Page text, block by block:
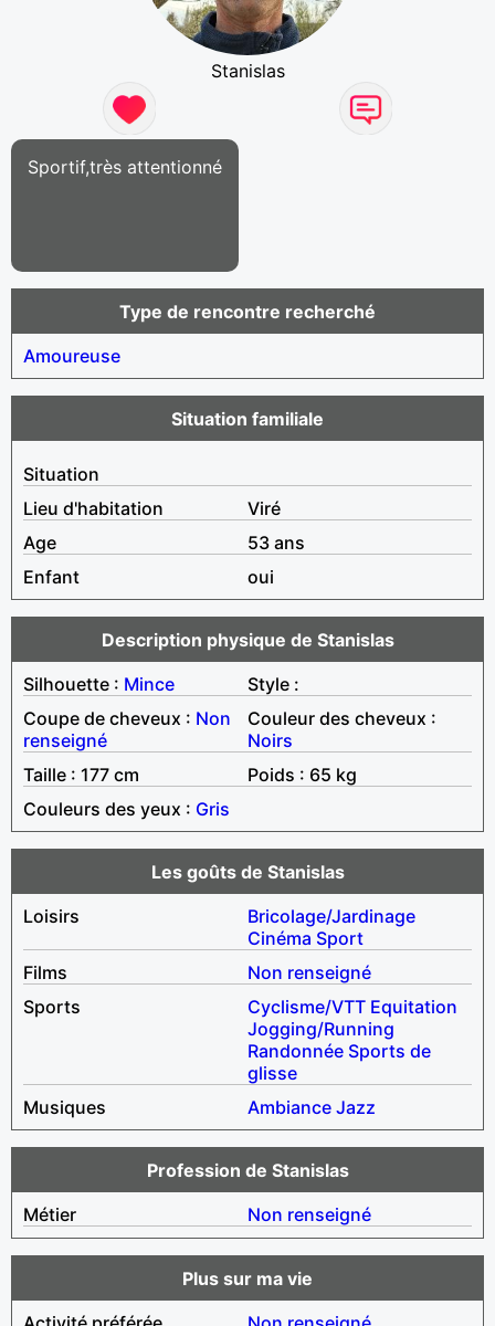
Stanislas
Sportif,très attentionné
Type de rencontre recherché
Amoureuse
Situation familiale
Situation
Lieu d'habitation
Viré
Age
53 ans
Enfant
oui
Description physique de Stanislas
Silhouette : Mince
Style :
Coupe de cheveux : Non
renseigné
Couleur des cheveux :
Noirs
Taille : 177 cm
Poids : 65 kg
Couleurs des yeux : Gris
Les goûts de Stanislas
Loisirs
Bricolage/Jardinage
Cinéma Sport
Films
Non renseigné
Sports
Cyclisme/VTT Equitation
Jogging/Running
Randonnée Sports de
glisse
Musiques
Ambiance Jazz
Profession de Stanislas
Métier
Non renseigné
Plus sur ma vie